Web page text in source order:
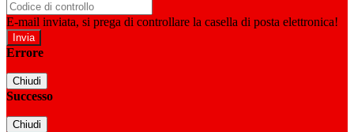
E-mail inviata, si prega di controllare la casella di posta elettronica!
Errore
Chiudi
Successo
Chiudi